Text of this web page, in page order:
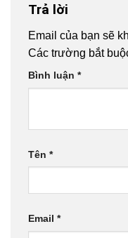
Trả lời
Email của bạn sẽ
Các trường bắt
Bình luận *
Tên *
Email *